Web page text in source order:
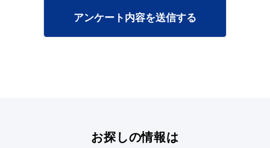
アンケート内容を送信する
お探しの情報は